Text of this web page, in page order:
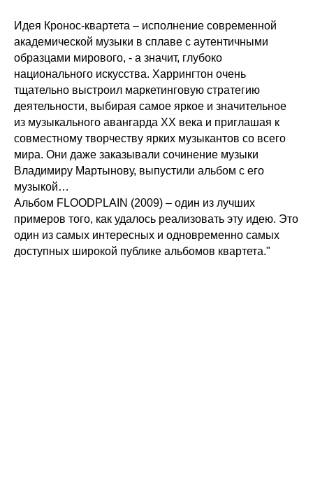
Идея Кронос-квартета – исполнение современной
академической музыки в сплаве с аутентичными
образцами мирового, - а значит, глубоко
национального искусства. Харрингтон очень
тщательно выстроил маркетинговую стратегию
деятельности, выбирая самое яркое и значительное
из музыкального авангарда ХХ века и приглашая к
совместному творчеству ярких музыкантов со всего
мира. Они даже заказывали сочинение музыки
Владимиру Мартынову, выпустили альбом с его
музыкой…
Альбом FLOODPLAIN (2009) – один из лучших
примеров того, как удалось реализовать эту идею. Это
один из самых интересных и одновременно самых
доступных широкой публике альбомов квартета."